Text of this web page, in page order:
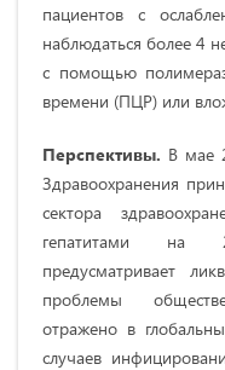
пациентов с
наблюдаться более 4
с помощью
времени (ПЦР) или
Перспективы. В мае
Здравоохранения
сектора
гепатитами на
предусматривает
проблемы
отражено в
случаев